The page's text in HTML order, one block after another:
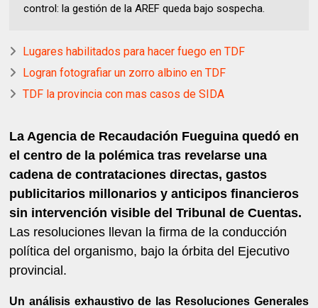
control: la gestión de la AREF queda bajo sospecha.
Lugares habilitados para hacer fuego en TDF
Logran fotografiar un zorro albino en TDF
TDF la provincia con mas casos de SIDA
La Agencia de Recaudación Fueguina quedó en
el centro de la polémica tras revelarse una
cadena de contrataciones directas, gastos
publicitarios millonarios y anticipos financieros
sin intervención visible del Tribunal de Cuentas.
Las resoluciones llevan la firma de la conducción
política del organismo, bajo la órbita del Ejecutivo
provincial.
Un análisis exhaustivo de las Resoluciones Generales